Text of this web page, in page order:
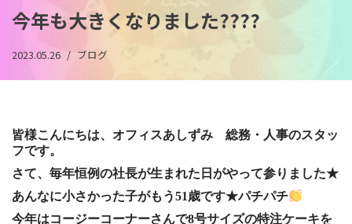
へ
ス
キ
今年も大きくなりました????
2023.05.26 ブログ
皆様こんにちは、オフィスあしずみ 総務・人事のスタッ
フです。
さて、毎年恒例の社長が生まれた日がやって参りました★
あんなに小さかった子がもう51歳です★パチパチ
今年はコージーコーナーさんで8号サイズの特注ケーキを